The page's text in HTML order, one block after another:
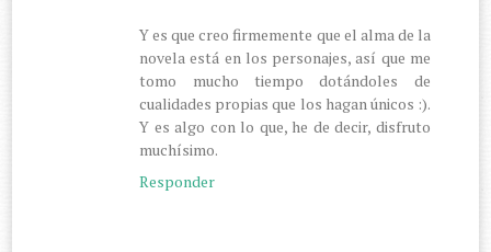
Y es que creo firmemente que el alma de la
novela está en los personajes, así que me
tomo mucho tiempo dotándoles de
cualidades propias que los hagan únicos :).
Y es algo con lo que, he de decir, disfruto
muchísimo.
Responder